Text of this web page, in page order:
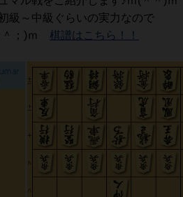
級～中級ぐらいの実力なので
＾；)ｍ 棋譜はこちら！！